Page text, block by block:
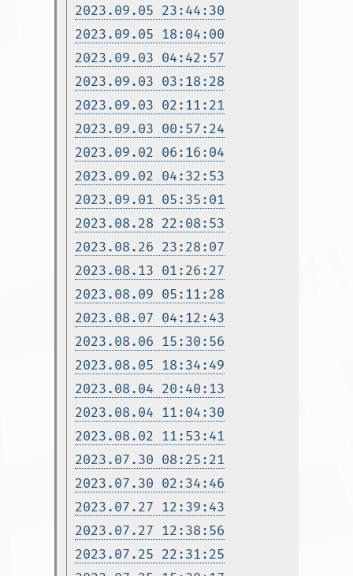
2023.09.05 23:44:30
2023.09.05 18:04:00
2023.09.03 04:42:57
2023.09.03 03:18:28
2023.09.03 02:11:21
2023.09.03 00:57:24
2023.09.02 06:16:04
2023.09.02 04:32:53
2023.09.01 05:35:01
2023.08.28 22:08:53
2023.08.26 23:28:07
2023.08.13 01:26:27
2023.08.09 05:11:28
2023.08.07 04:12:43
2023.08.06 15:30:56
2023.08.05 18:34:49
2023.08.04 20:40:13
2023.08.04 11:04:30
2023.08.02 11:53:41
2023.07.30 08:25:21
2023.07.30 02:34:46
2023.07.27 12:39:43
2023.07.27 12:38:56
2023.07.25 22:31:25